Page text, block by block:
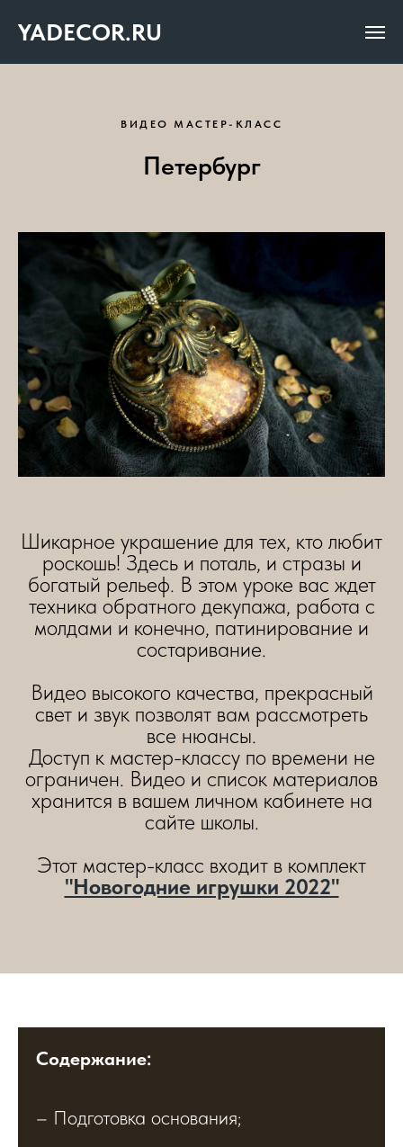
YADECOR.RU
ВИДЕО МАСТЕР-КЛАСС
Петербург
Шикарное украшение для тех, кто любит
роскошь! Здесь и поталь, и стразы и
богатый рельеф. В этом уроке вас ждет
техника обратного декупажа, работа с
молдами и конечно, патинирование и
состаривание.
Видео высокого качества, прекрасный
свет и звук позволят вам рассмотреть
все нюансы.
Доступ к мастер-классу по времени не
ограничен. Видео и список материалов
хранится в вашем личном кабинете на
сайте школы.
Этот мастер-класс входит в комплект
"Новогодние игрушки 2022"
Содержание:
– Подготовка основания;